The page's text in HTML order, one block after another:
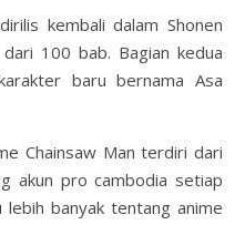
kembali dalam Shonen
100 bab. Bagian kedua
baru bernama Asa
Chainsaw Man terdiri dari
akun pro cambodia setiap
lebih banyak tentang anime